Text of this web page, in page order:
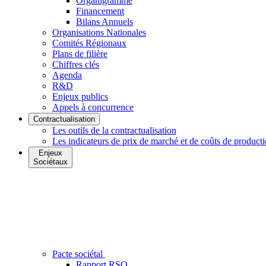
Financement
Bilans Annuels
Organisations Nationales
Comités Régionaux
Plans de filière
Chiffres clés
Agenda
R&D
Enjeux publics
Appels à concurrence
Contractualisation
Les outils de la contractualisation
Les indicateurs de prix de marché et de coûts de
Enjeux
Sociétaux
Pacte sociétal